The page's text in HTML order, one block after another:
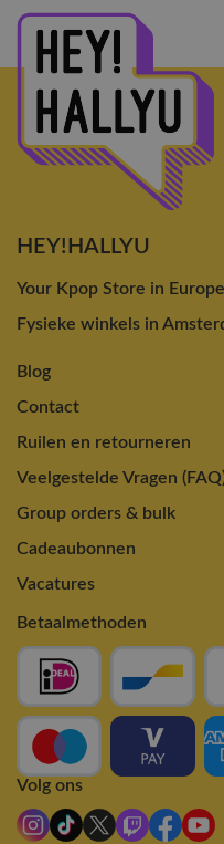
HEY!HALLYU
Your Kpop Store in
Fysieke winkels in
Blog
Contact
Ruilen en retourneren
Veelgestelde Vragen
Group orders & bulk
Cadeaubonnen
Vacatures
Betaalmethoden
Volg ons